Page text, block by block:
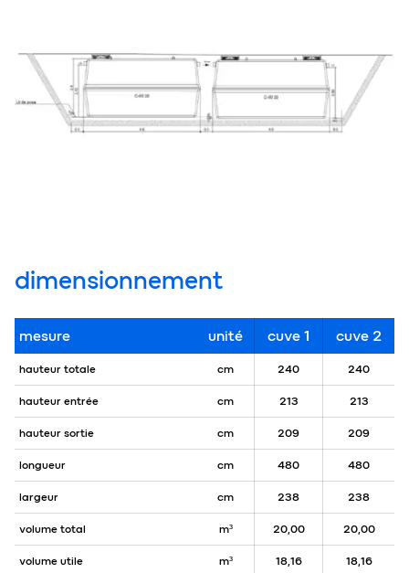
dimensionnement
mesure unité cuve 1 cuve 2
hauteur totale cm 240 240
hauteur entrée cm 213 213
hauteur sortie cm 209 209
longueur cm 480 480
largeur cm 238 238
volume total m³ 20,00 20,00
volume utile m³ 18,16 18,16